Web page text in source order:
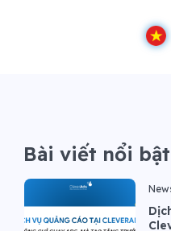
Bài viết nổi bật